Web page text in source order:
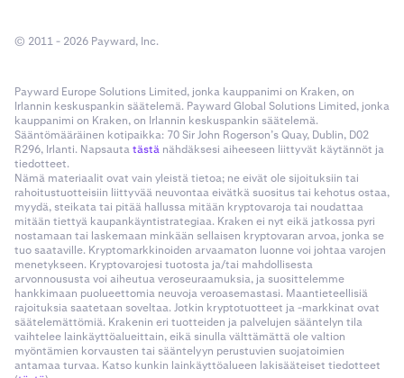
© 2011 - 2026 Payward, Inc.
Payward Europe Solutions Limited, jonka kauppanimi on Kraken, on
Irlannin keskuspankin säätelemä. Payward Global Solutions Limited, jonka
kauppanimi on Kraken, on Irlannin keskuspankin säätelemä.
Sääntömääräinen kotipaikka: 70 Sir John Rogerson’s Quay, Dublin, D02
R296, Irlanti. Napsautatästä nähdäksesi aiheeseen liittyvät käytännöt ja
tiedotteet.
Nämä materiaalit ovat vain yleistä tietoa; ne eivät ole sijoituksiin tai
rahoitustuotteisiin liittyvää neuvontaa eivätkä suositus tai kehotus ostaa,
myydä, steikata tai pitää hallussa mitään kryptovaroja tai noudattaa
mitään tiettyä kaupankäyntistrategiaa. Kraken ei nyt eikä jatkossa pyri
nostamaan tai laskemaan minkään sellaisen kryptovaran arvoa, jonka se
tuo saataville. Kryptomarkkinoiden arvaamaton luonne voi johtaa varojen
menetykseen. Kryptovarojesi tuotosta ja/tai mahdollisesta
arvonnoususta voi aiheutua veroseuraamuksia, ja suosittelemme
hankkimaan puolueettomia neuvoja veroasemastasi. Maantieteellisiä
rajoituksia saatetaan soveltaa. Jotkin kryptotuotteet ja -markkinat ovat
säätelemättömiä. Krakenin eri tuotteiden ja palvelujen sääntelyn tila
vaihtelee lainkäyttöalueittain, eikä sinulla välttämättä ole valtion
myöntämien korvausten tai sääntelyyn perustuvien suojatoimien
antamaa turvaa. Katso kunkin lainkäyttöalueen lakisääteiset tiedotteet